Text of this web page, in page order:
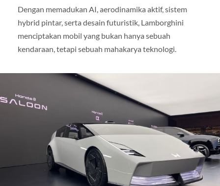
Dengan memadukan AI, aerodinamika aktif, sistem
hybrid pintar, serta desain futuristik, Lamborghini
menciptakan mobil yang bukan hanya sebuah
kendaraan, tetapi sebuah mahakarya teknologi.